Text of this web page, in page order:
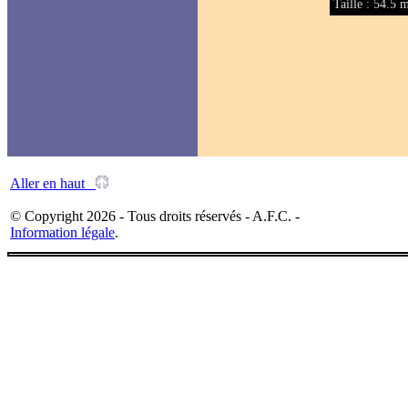
Taille : 54.5
Aller en haut
© Copyright 2026 - Tous droits réservés - A.F.C. -
Information légale.